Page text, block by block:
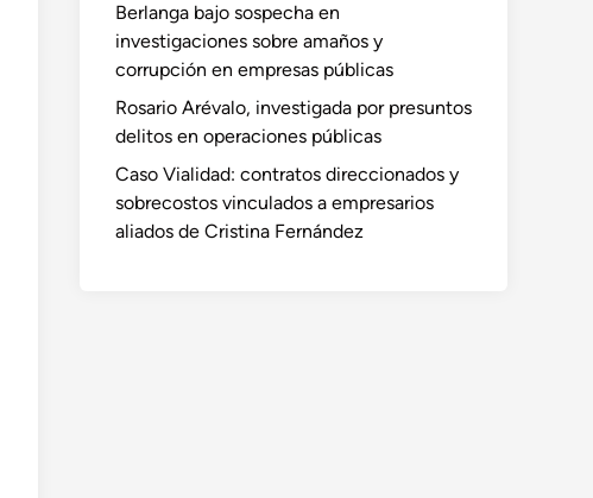
Berlanga bajo sospecha en
investigaciones sobre amaños y
corrupción en empresas públicas
Rosario Arévalo, investigada por presuntos
delitos en operaciones públicas
Caso Vialidad: contratos direccionados y
sobrecostos vinculados a empresarios
aliados de Cristina Fernández